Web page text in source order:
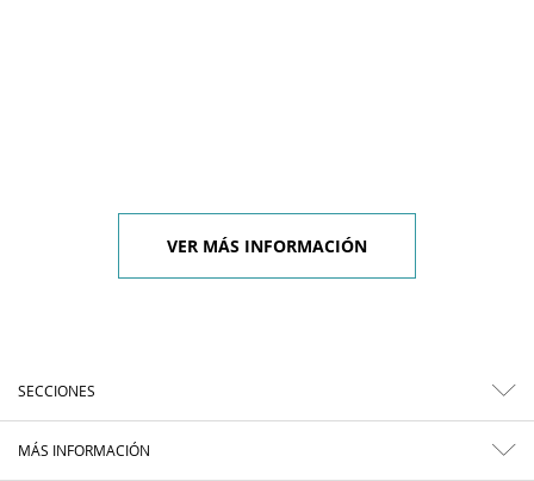
VER MÁS INFORMACIÓN
SECCIONES
MÁS INFORMACIÓN